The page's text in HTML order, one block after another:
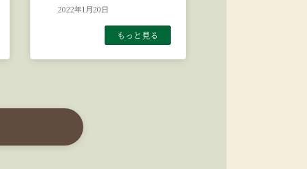
2022年1月20日
もっと見る